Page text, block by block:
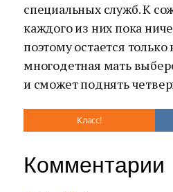
специальных служб. К
каждого из них пока
поэтому остается только
многодетная мать
и сможет поднять
Класс!
Комментарии